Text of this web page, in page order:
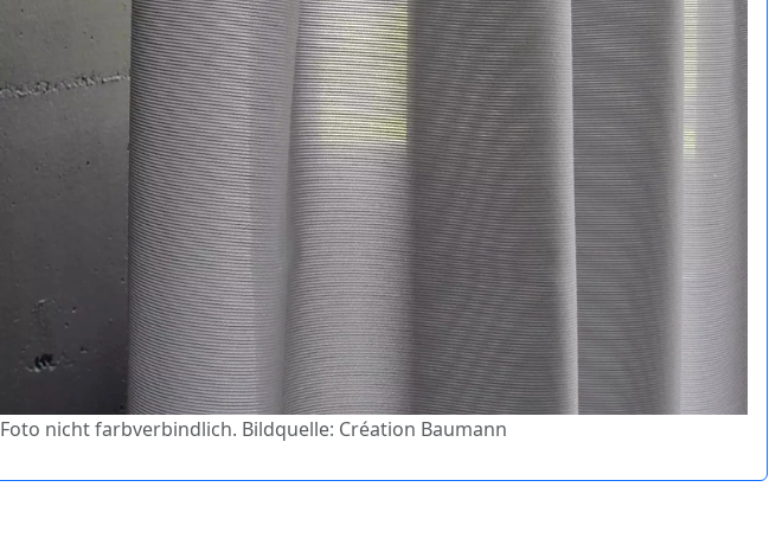
Foto nicht farbverbindlich. Bildquelle: Création Baumann